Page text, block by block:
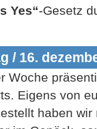
Yes“-Gesetz
/ 16.
Woche
Eigens von
haben wir